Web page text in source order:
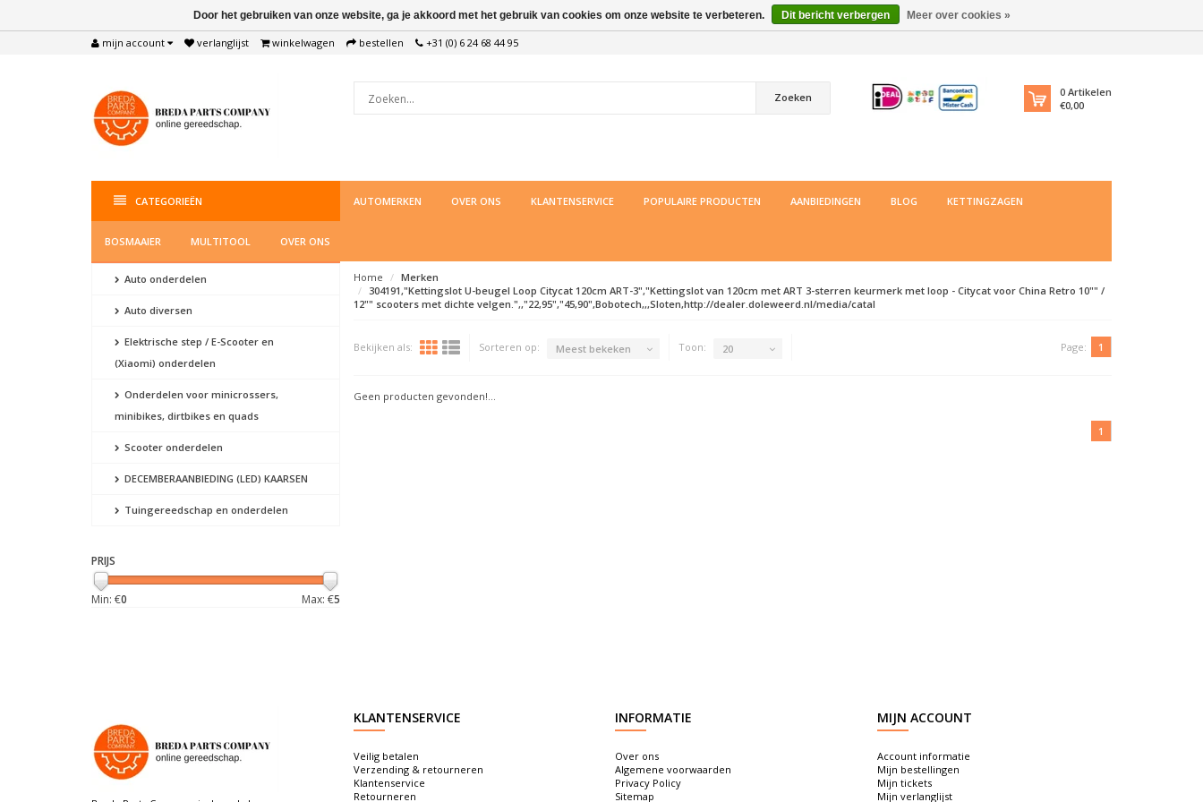
mijn account verlanglijst winkelwagen bestellen +31 (0) 6 24 68 44 95
Zoeken 0 Artikelen
€0,00
CATEGORIEËN AUTOMERKEN OVER ONS KLANTENSERVICE POPULAIRE PRODUCTEN AANBIEDINGEN BLOG KETTINGZAGEN
BOSMAAIER MULTITOOL OVER ONS
Auto onderdelen
Auto diversen
Elektrische step / E-Scooter en
(Xiaomi) onderdelen
Onderdelen voor minicrossers,
minibikes, dirtbikes en quads
Scooter onderdelen
DECEMBERAANBIEDING (LED) KAARSEN
Tuingereedschap en onderdelen
PRIJS
Min: €0 Max: €5
Home
Merken
304191,"Kettingslot U-beugel Loop Citycat 120cm ART-3","Kettingslot van 120cm met ART 3-sterren keurmerk met loop - Citycat voor China Retro 10"" /
12"" scooters met dichte velgen.",,"22,95","45,90",Bobotech,,,Sloten,http://dealer.doleweerd.nl/media/catal
Bekijken als: Sorteren op: Meest bekeken Toon: 20 Page: 1
Geen producten gevonden!...
1
KLANTENSERVICE
Veilig betalen
Verzending & retourneren
Klantenservice
Retourneren
INFORMATIE
Over ons
Algemene voorwaarden
Privacy Policy
Sitemap
MIJN ACCOUNT
Account informatie
Mijn bestellingen
Mijn tickets
Mijn verlanglijst
Door het gebruiken van onze website, ga je akkoord met het gebruik van cookies om onze website te verbeteren. Dit bericht verbergen Meer over cookies »